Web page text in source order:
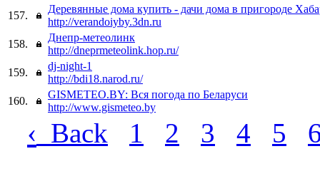
157.
Деревянные дома купить - дачи дома в пригороде
http://verandoiyby.3dn.ru
158.
Днепр-метеолинк
http://dneprmeteolink.hop.ru/
159.
dj-night-1
http://bdi18.narod.ru/
160.
GISMETEO.BY: Вся погода по Беларуси
http://www.gismeteo.by
‹ Back 1 2 3 4 5